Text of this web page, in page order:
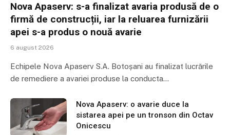
Nova Apaserv: s-a finalizat avaria produsă de o
firmă de construcții, iar la reluarea furnizării
apei s-a produs o nouă avarie
6 august 2026
Echipele Nova Apaserv S.A. Botoșani au finalizat lucrările
de remediere a avariei produse la conducta…
Nova Apaserv: o avarie duce la
sistarea apei pe un tronson din Octav
Onicescu